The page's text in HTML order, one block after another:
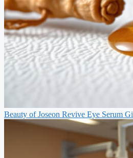
Beauty of Joseon Revive Eye Serum